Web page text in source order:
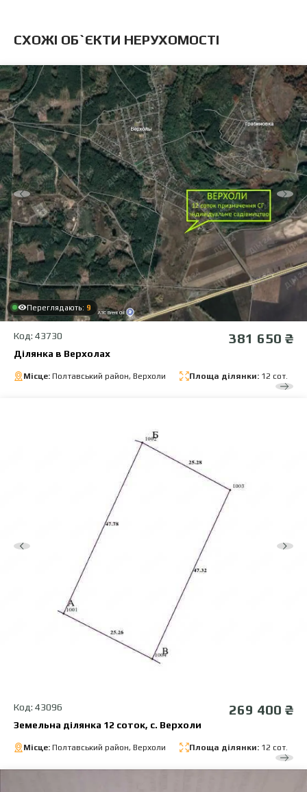
CХОЖІ ОБ`ЄКТИ НЕРУХОМОСТІ
Переглядають: 9
Код: 43730 381 650 ₴
Ділянка в Верхолах
Місце: Полтавський район, Верхоли Площа ділянки: 12 сот.
Код: 43096 269 400 ₴
Земельна ділянка 12 соток, с. Верхоли
Місце: Полтавський район, Верхоли Площа ділянки: 12 сот.